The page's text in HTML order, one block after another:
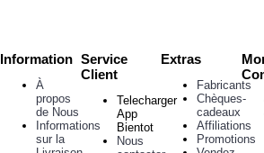
Information
À
propos
de Nous
Informations
sur la
Service
Client
Telecharger
App
Bientot
Nous
Extras
Fabricants
Chèques-
cadeaux
Affiliations
Promotions